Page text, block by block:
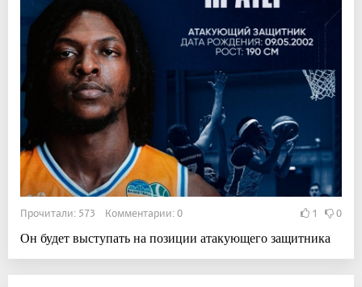
Прочитали: 573 Комментарии: 0 1 0
Он будет выступать на позиции атакующего защитника